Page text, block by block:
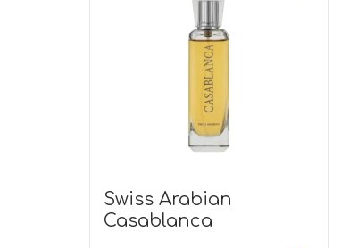
Swiss Arabian
Casablanca